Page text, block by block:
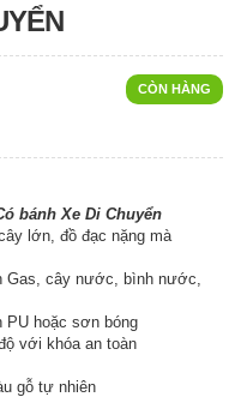
CÒN HÀNG
bánh Xe Di Chuyển
lớn, đồ đạc nặng mà
Gas, cây nước, bình nước,
PU hoặc sơn bóng
với khóa an toàn
gỗ tự nhiên